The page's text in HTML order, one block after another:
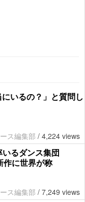
いるの？」と質問し
ス編集部 / 4,224 views
いるダンス集団
作に世界が称
ス編集部 / 7,249 views